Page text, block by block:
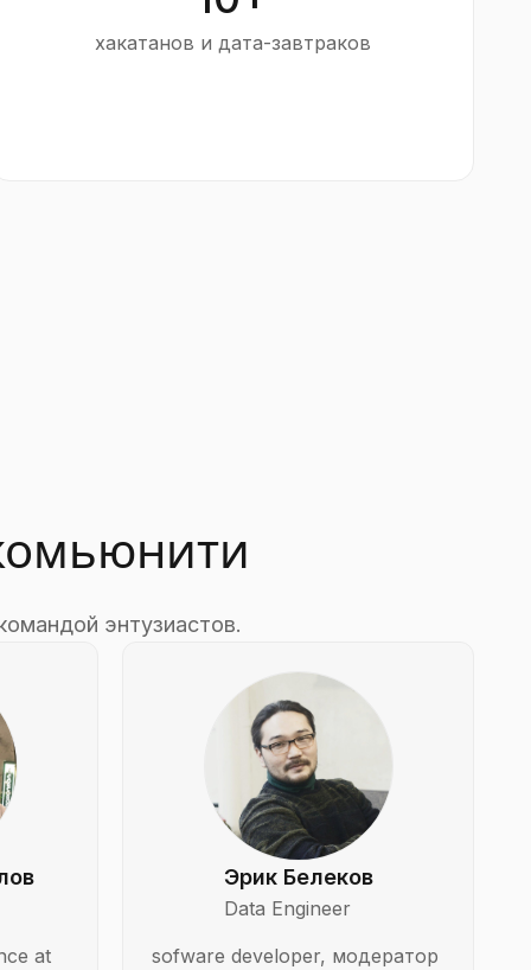
хакатанов и дата-завтраков
энтузиастов.
at
Эрик Белеков
Data Engineer
sofware developer, модератор